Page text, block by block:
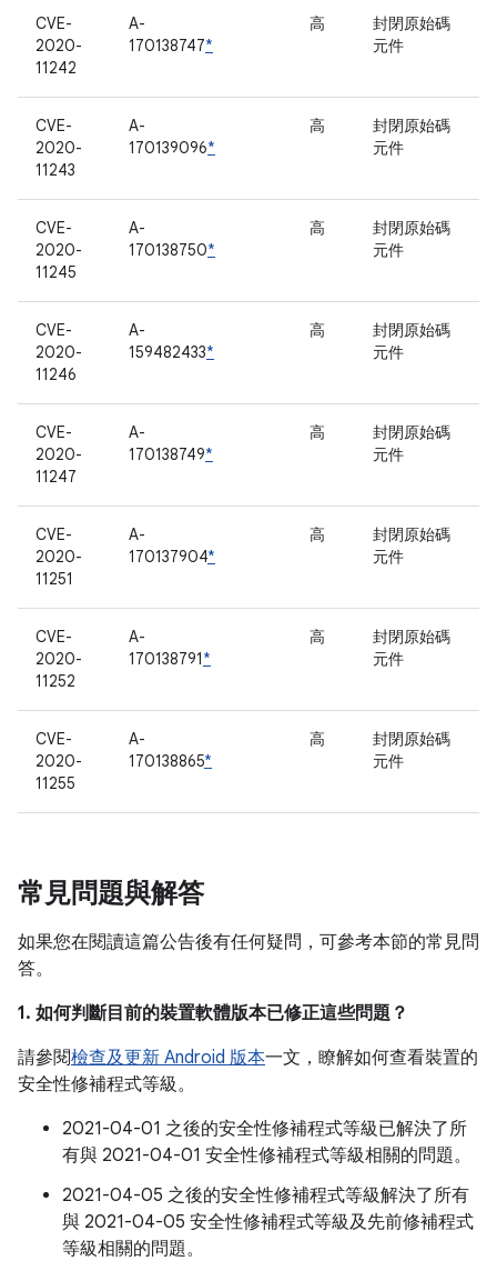
CVE-
2020-
11242
A-
170138747*
高
封閉原始碼
元件
CVE-
2020-
11243
A-
170139096*
高
封閉原始碼
元件
CVE-
2020-
11245
A-
170138750*
高
封閉原始碼
元件
CVE-
2020-
11246
A-
159482433*
高
封閉原始碼
元件
CVE-
2020-
11247
A-
170138749*
高
封閉原始碼
元件
CVE-
2020-
11251
A-
170137904*
高
封閉原始碼
元件
CVE-
2020-
11252
A-
170138791*
高
封閉原始碼
元件
CVE-
2020-
11255
A-
170138865*
高
封閉原始碼
元件
常見問題與解答
如果您在閱讀這篇公告後有任何疑問，可參考本節的常見問
答。
1. 如何判斷目前的裝置軟體版本已修正這些問題？
請參閱檢查及更新 Android 版本一文，瞭解如何查看裝置的
安全性修補程式等級。
2021-04-01 之後的安全性修補程式等級已解決了所
有與 2021-04-01 安全性修補程式等級相關的問題。
2021-04-05 之後的安全性修補程式等級解決了所有
與 2021-04-05 安全性修補程式等級及先前修補程式
等級相關的問題。